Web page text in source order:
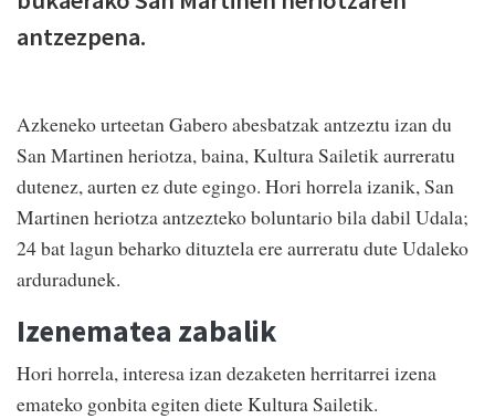
antzezpena.
Azkeneko urteetan Gabero abesbatzak antzeztu izan du
San Martinen heriotza, baina, Kultura Sailetik aurreratu
dutenez, aurten ez dute egingo. Hori horrela izanik, San
Martinen heriotza antzezteko boluntario bila dabil Udala;
24 bat lagun beharko dituztela ere aurreratu dute Udaleko
arduradunek.
Izenematea zabalik
Hori horrela, interesa izan dezaketen herritarrei izena
emateko gonbita egiten diete Kultura Sailetik.